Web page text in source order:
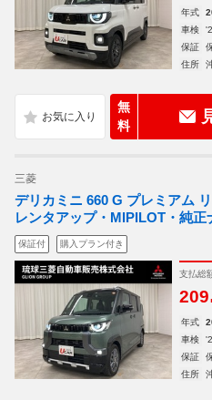
年式
車検
保証
住所
無
料
三菱
デリカミニ 660 G プレミアム
レンタアップ・MIPILOT・純正
保証付 購入プラン付き
支払総
209
年式
車検
保証
住所